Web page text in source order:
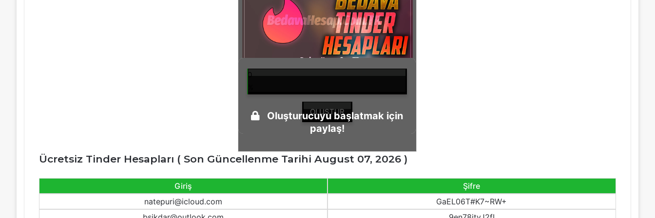
0
OLUŞTUR
Oluşturucuyu başlatmak için
paylaş!
Ücretsiz Tinder Hesapları ( Son Güncellenme Tarihi August 07, 2026 )
Giriş
Şifre
natepuri@icloud.com
GaEL06T#K7~RW+